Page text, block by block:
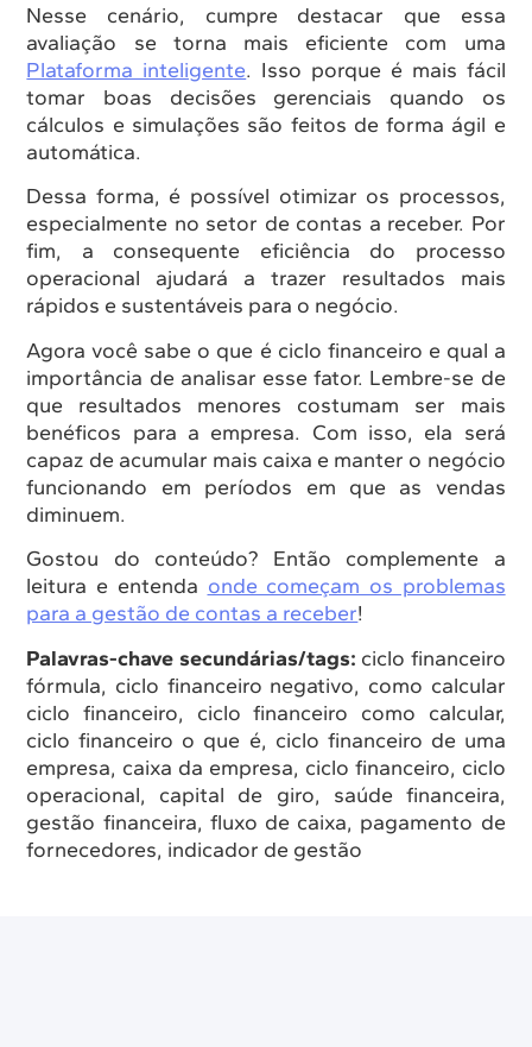
Nesse cenário, cumpre destacar que essa
avaliação se torna mais eficiente com uma
Plataforma inteligente. Isso porque é mais fácil
tomar boas decisões gerenciais quando os
cálculos e simulações são feitos de forma ágil e
automática.
Dessa forma, é possível otimizar os processos,
especialmente no setor de contas a receber. Por
fim, a consequente eficiência do processo
operacional ajudará a trazer resultados mais
rápidos e sustentáveis para o negócio.
Agora você sabe o que é ciclo financeiro e qual a
importância de analisar esse fator. Lembre-se de
que resultados menores costumam ser mais
benéficos para a empresa. Com isso, ela será
capaz de acumular mais caixa e manter o negócio
funcionando em períodos em que as vendas
diminuem.
Gostou do conteúdo? Então complemente a
leitura e entenda onde começam os problemas
para a gestão de contas a receber!
Palavras-chave secundárias/tags: ciclo financeiro
fórmula, ciclo financeiro negativo, como calcular
ciclo financeiro, ciclo financeiro como calcular,
ciclo financeiro o que é, ciclo financeiro de uma
empresa, caixa da empresa, ciclo financeiro, ciclo
operacional, capital de giro, saúde financeira,
gestão financeira, fluxo de caixa, pagamento de
fornecedores, indicador de gestão